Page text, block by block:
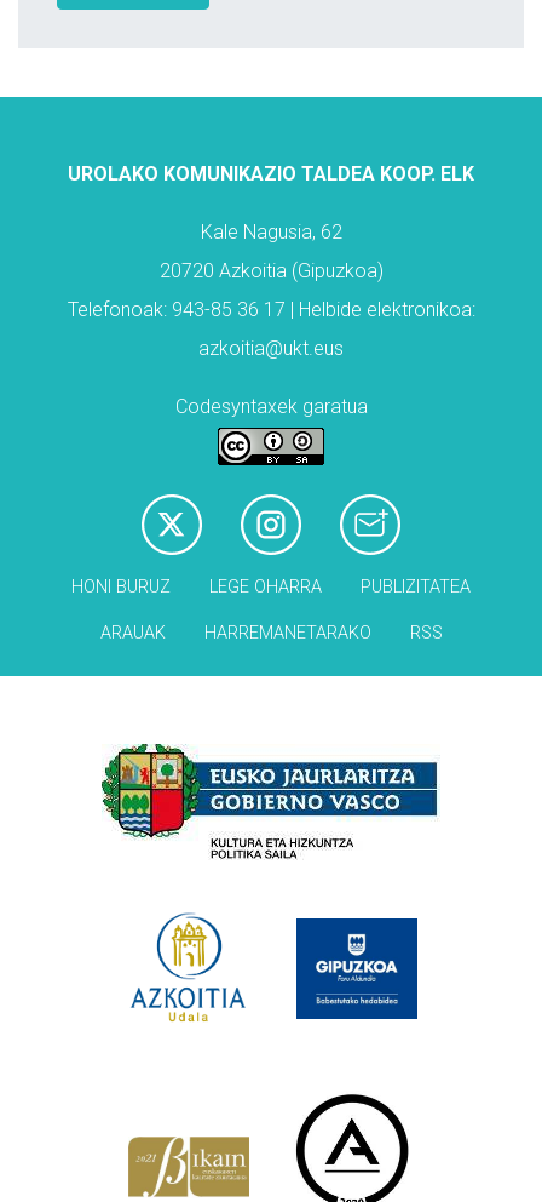
UROLAKO KOMUNIKAZIO TALDEA KOOP. ELK
Kale Nagusia, 62
20720 Azkoitia (Gipuzkoa)
Telefonoak: 943-85 36 17 | Helbide elektronikoa:
azkoitia@ukt.eus
Codesyntaxek garatua
HONI BURUZ LEGE OHARRA PUBLIZITATEA
ARAUAK HARREMANETARAKO RSS